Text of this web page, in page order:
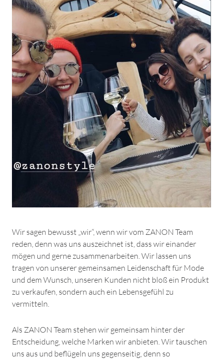
Wir sagen bewusst „wir“, wenn wir vom ZANON Team
reden, denn was uns auszeichnet ist, dass wir einander
mögen und gerne zusammenarbeiten. Wir lassen uns
tragen von unserer gemeinsamen Leidenschaft für Mode
und dem Wunsch, unseren Kunden nicht bloß ein Produkt
zu verkaufen, sondern auch ein Lebensgefühl zu
vermitteln.
Als ZANON Team stehen wir gemeinsam hinter der
Entscheidung, welche Marken wir anbieten. Wir tauschen
uns aus und beflügeln uns gegenseitig, denn so